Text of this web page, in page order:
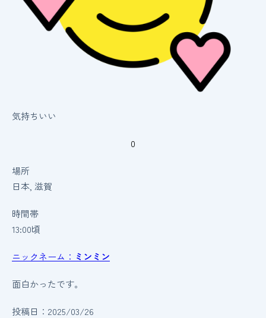
気持ちいい
0
場所
日本, 滋賀
時間帯
13:00頃
ニックネーム： ミンミン
面白かったです。
投稿日：2025/03/26